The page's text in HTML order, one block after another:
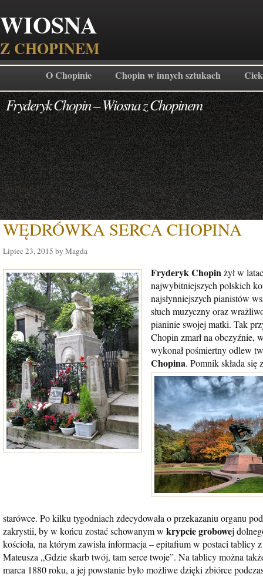
WIOSNA
Z CHOPINEM
O Chopinie Chopin w innych sztukach
Fryderyk Chopin – Wiosna z Chopinem
WĘDRÓWKA SERCA CHOPINA
Lipiec 23, 2015 by Magda
Fryderyk Chopinżył w
najwybitniejszych polskich
najsłynniejszych pianistów
słuch muzyczny oraz
pianinie swojej matki. Tak
Chopin zmarł na obczyźnie,
wykonał pośmiertny odlew
Chopina. Pomnik składa
starówce. Po kilku tygodniach zdecydowała o przekazaniu organu
zakrystii, by w końcu zostać schowanym w krypcie grobowej
kościoła, na którym zawisła informacja – epitafium w postaci
Mateusza „Gdzie skarb twój, tam serce twoje”. Na tablicy można
marca 1880 roku, a jej powstanie było możliwe dzięki zbiórce